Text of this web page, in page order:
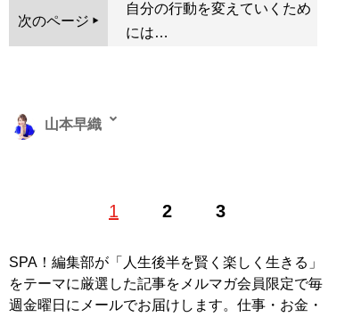
次のページ
自分の行動を変えていくため
には…
1 2 3
山本早織
経て、現在は恋愛コンサルタントとして結婚したい男女
の秘訣マガジン 」をLINEで配信中。公式ホームページ
「 結婚につながる恋のコンサルタント 山本早織」（Xア
カウント:@yamamotosaori_ ）
SPA！編集部が「人生後半を賢く楽しく生きる」
をテーマに厳選した記事をメルマガ会員限定で毎
週金曜日にメールでお届けします。仕事・お金・